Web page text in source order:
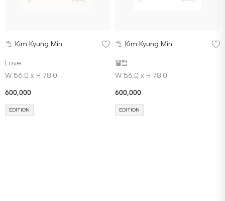
Kim Kyung Min
Love
W 56.0 x H 78.0
600,000
EDITION
Kim Kyung Min
웰컴
W 56.0 x H 78.0
600,000
EDITION